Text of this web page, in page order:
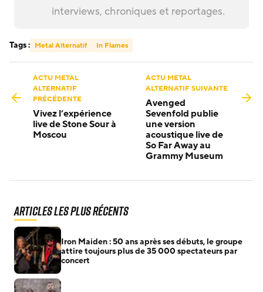
interviews, chroniques et reportages.
Tags : Metal Alternatif In Flames
ACTU METAL
ALTERNATIF
PRÉCÉDENTE
Vivez l’expérience
live de Stone Sour à
Moscou
ACTU METAL
ALTERNATIF SUIVANTE
Avenged
Sevenfold publie
une version
acoustique live de
So Far Away au
Grammy Museum
Articles les plus récents
Iron Maiden : 50 ans après ses débuts, le groupe
attire toujours plus de 35 000 spectateurs par
concert